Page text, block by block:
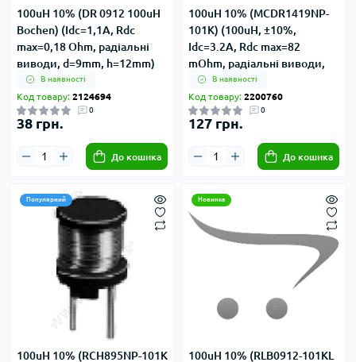
100uH 10% (DR 0912 100uH
Bochen) (Idc=1,1А, Rdc
max=0,18 Ohm, радіальні
виводи, d=9mm, h=12mm)
В наявності
Код товару: 2124694
0
38 грн.
До кошика
100uH 10% (MCDR1419NP-
101K) (100uH, ±10%,
Idc=3.2А, Rdc max=82
mOhm, радіальні виводи,
d=16,0mm, h=18,0mm)
В наявності
Код товару: 2200760
0
127 грн.
До кошика
Популярний
100uH 10% (RCH895NP-101K
Новинка
100uH 10% (RLB0912-101KL